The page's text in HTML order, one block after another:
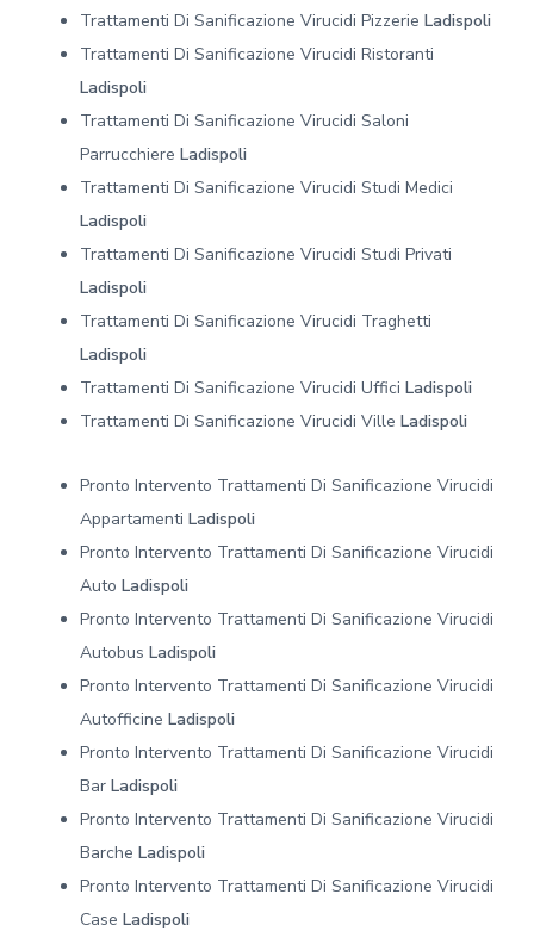
Trattamenti Di Sanificazione Virucidi Pizzerie Ladispoli
Trattamenti Di Sanificazione Virucidi Ristoranti
Ladispoli
Trattamenti Di Sanificazione Virucidi Saloni
Parrucchiere Ladispoli
Trattamenti Di Sanificazione Virucidi Studi Medici
Ladispoli
Trattamenti Di Sanificazione Virucidi Studi Privati
Ladispoli
Trattamenti Di Sanificazione Virucidi Traghetti
Ladispoli
Trattamenti Di Sanificazione Virucidi Uffici Ladispoli
Trattamenti Di Sanificazione Virucidi Ville Ladispoli
Pronto Intervento Trattamenti Di Sanificazione Virucidi
Appartamenti Ladispoli
Pronto Intervento Trattamenti Di Sanificazione Virucidi
Auto Ladispoli
Pronto Intervento Trattamenti Di Sanificazione Virucidi
Autobus Ladispoli
Pronto Intervento Trattamenti Di Sanificazione Virucidi
Autofficine Ladispoli
Pronto Intervento Trattamenti Di Sanificazione Virucidi
Bar Ladispoli
Pronto Intervento Trattamenti Di Sanificazione Virucidi
Barche Ladispoli
Pronto Intervento Trattamenti Di Sanificazione Virucidi
Case Ladispoli